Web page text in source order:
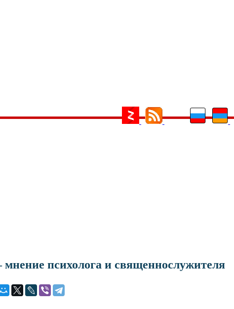
мнение психолога и священнослужителя